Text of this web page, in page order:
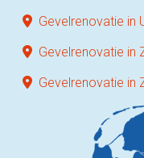
Gevelrenovatie in
Gevelrenovatie in
Gevelrenovatie in